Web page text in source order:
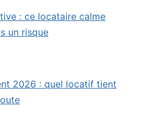
: ce locataire calme
un risque
2026 : quel locatif tient